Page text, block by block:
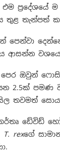
ප්‍රදේශයේ ම
තැන්පත්
පෙන්වා
ආසන්න
ඔවුන්
2.5ක් පමණ
තවමත්
ඩේවිඩ්
T. rexගේ